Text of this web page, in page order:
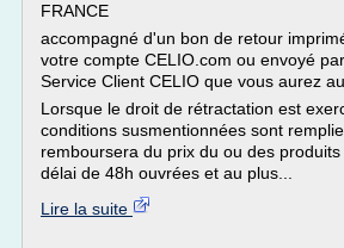
FRANCE
accompagné d'un bon de retour
votre compte CELIO.com ou envoyé
Service Client CELIO que vous aurez
Lorsque le droit de rétractation est
conditions susmentionnées sont
remboursera du prix du ou des
délai de 48h ouvrées et au plus...
Lire la suite